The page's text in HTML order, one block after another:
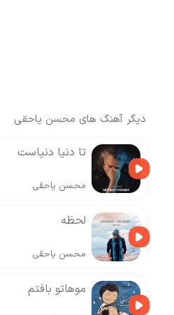
دیگر آهنگ های محسن یاحقی
تا دنیا دنیاست
محسن یاحقی
لحظه
محسن یاحقی
موهاتو بافتم